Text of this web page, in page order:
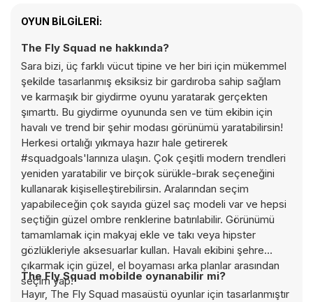
OYUN BILGILERI:
The Fly Squad ne hakkında?
Sara bizi, üç farklı vücut tipine ve her biri için mükemmel
şekilde tasarlanmış eksiksiz bir gardıroba sahip sağlam
ve karmaşık bir giydirme oyunu yaratarak gerçekten
şımarttı. Bu giydirme oyununda sen ve tüm ekibin için
havalı ve trend bir şehir modası görünümü yaratabilirsin!
Herkesi ortalığı yıkmaya hazır hale getirerek
#squadgoals'larınıza ulaşın. Çok çeşitli modern trendleri
yeniden yaratabilir ve birçok sürükle-bırak seçeneğini
kullanarak kişiselleştirebilirsin. Aralarından seçim
yapabileceğin çok sayıda güzel saç modeli var ve hepsi
seçtiğin güzel ombre renklerine batırılabilir. Görünümü
tamamlamak için makyaj ekle ve takı veya hipster
gözlükleriyle aksesuarlar kullan. Havalı ekibini şehre
çıkarmak için güzel, el boyaması arka planlar arasından
seçim yap!
The Fly Squad mobilde oynanabilir mi?
Hayır, The Fly Squad masaüstü oyunlar için tasarlanmıştır